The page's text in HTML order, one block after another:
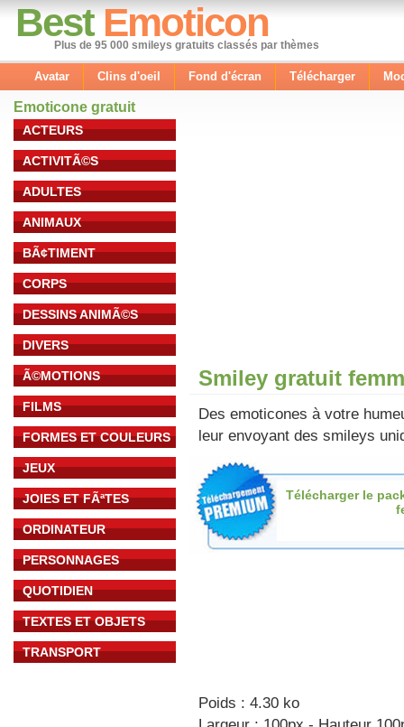
Best Emoticon
Plus de 95 000 smileys gratuits classés par thèmes
Avatar Clins d'oeil Fond d'écran Télécharger
Emoticone gratuit
ACTEURS
ACTIVITÃ©S
ADULTES
ANIMAUX
BÃ¢TIMENT
CORPS
DESSINS ANIMÃ©S
DIVERS
Ã©MOTIONS
FILMS
FORMES ET COULEURS
JEUX
JOIES ET FÃªTES
ORDINATEUR
PERSONNAGES
QUOTIDIEN
TEXTES ET OBJETS
TRANSPORT
Smiley gratuit
Des emoticones à votre
leur envoyant des smileys
Télécharger le
Poids : 4.30 ko